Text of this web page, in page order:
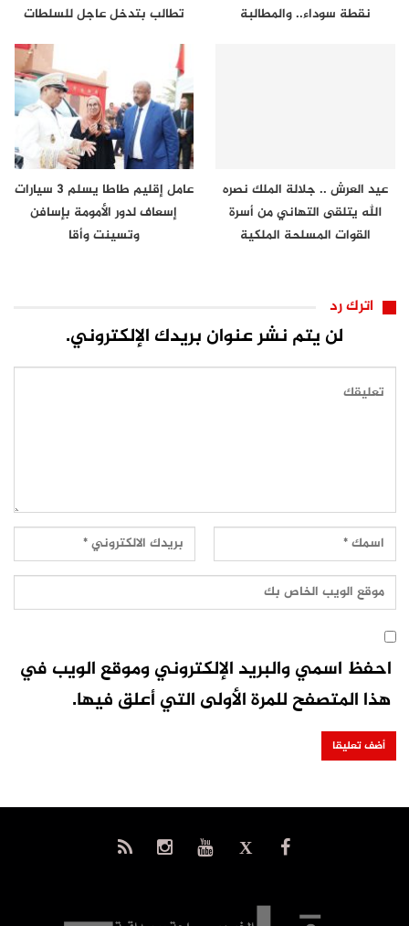
نقطة سوداء.. والمطالبة
تطالب بتدخل عاجل للسلطات
عيد العرش .. جلالة الملك نصره
الله يتلقى التهاني من أسرة
القوات المسلحة الملكية
عامل إقليم طاطا يسلم 3 سيارات
إسعاف لدور الأمومة بإسافن
وتسينت وأقا
اترك رد
لن يتم نشر عنوان بريدك الإلكتروني.
احفظ اسمي والبريد الإلكتروني وموقع الويب في
هذا المتصفح للمرة الأولى التي أعلق فيها.